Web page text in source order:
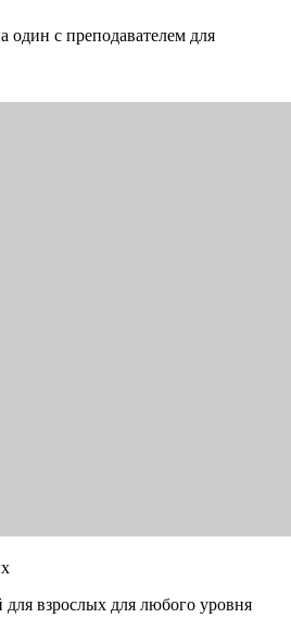
один с преподавателем для
взрослых для любого уровня